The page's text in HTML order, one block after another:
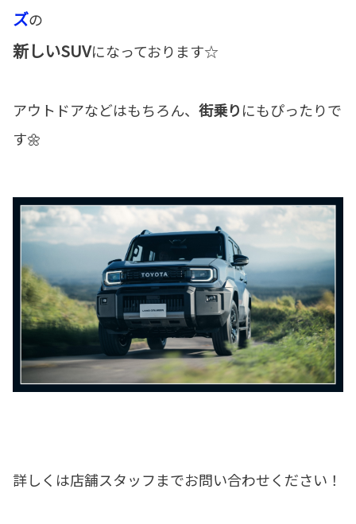
ズの
新しいSUVになっております☆
アウトドアなどはもちろん、 街乗りにもぴったりで
す🌼
詳しくは店舗スタッフまでお問い合わせください！